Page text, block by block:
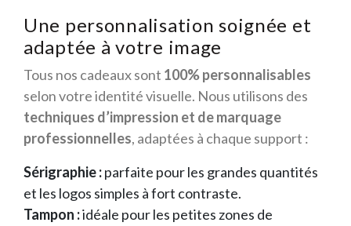
Une personnalisation soignée et
adaptée à votre image
Tous nos cadeaux sont 100% personnalisables
selon votre identité visuelle. Nous utilisons des
techniques d’impression et de marquage
professionnelles, adaptées à chaque support :
Sérigraphie :parfaite pour les grandes quantités
et les logos simples à fort contraste.
Tampon :idéale pour les petites zones de